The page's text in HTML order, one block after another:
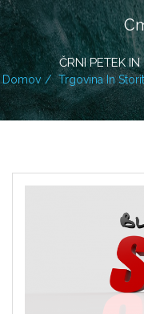
ČRNI PETEK
Domov Trgovina In